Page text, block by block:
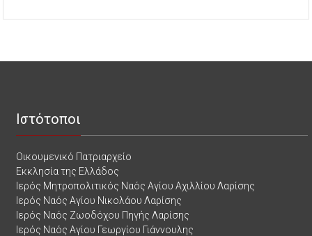
Ιστότοποι
Οικουμενικό Πατριαρχείο
Εκκλησία της Ελλάδος
Ιερός Μητροπολιτικός Ναός Αγίου Αχιλλίου Λαρίσης
Ιερός Ναός Αγίου Νικολάου Λαρίσης
Ιερός Ναός Ζωοδόχου Πηγής Λαρίσης
Ιερός Ναός Αγίου Γεωργίου Γιάννουλης